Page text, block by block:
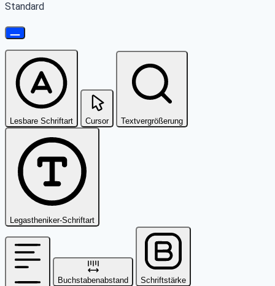
Standard
Lesbare Schriftart Cursor Textvergrößerung
Legastheniker-Schriftart
Buchstabenabstand Schriftstärke